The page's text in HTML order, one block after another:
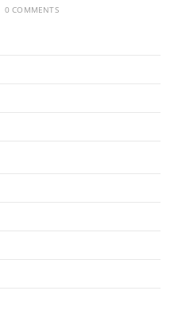
0 COMMENTS